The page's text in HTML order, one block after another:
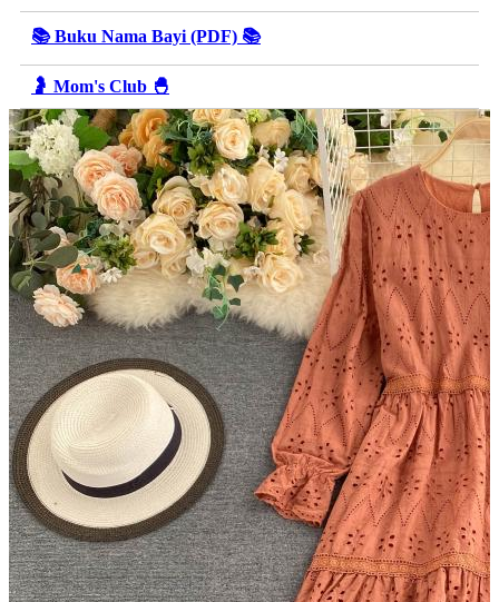
📚 Buku Nama Bayi (PDF) 📚
🤰 Mom's Club 🐣